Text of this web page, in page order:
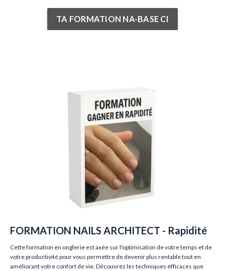
TA FORMATION NA-BASE CI
FORMATION NAILS ARCHITECT - Rapidité
Cette formation en onglerie est axée sur l'optimisation de votre temps et de
votre productivité pour vous permettre de devenir plus rentable tout en
améliorant votre confort de vie. Découvrez les techniques efficaces que